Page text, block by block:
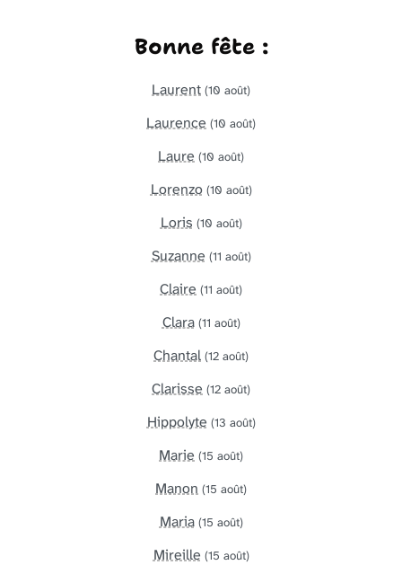
Bonne fête :
Laurent (10 août)
Laurence (10 août)
Laure (10 août)
Lorenzo (10 août)
Loris (10 août)
Suzanne (11 août)
Claire (11 août)
Clara (11 août)
Chantal (12 août)
Clarisse (12 août)
Hippolyte (13 août)
Marie (15 août)
Manon (15 août)
Maria (15 août)
Mireille (15 août)